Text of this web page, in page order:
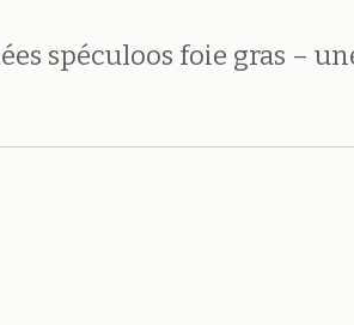
spéculoos foie gras –